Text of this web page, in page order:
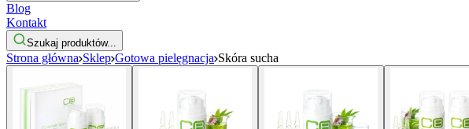
Blog
Kontakt
Szukaj produktów...
Strona główna Sklep Gotowa pielęgnacja Skóra sucha